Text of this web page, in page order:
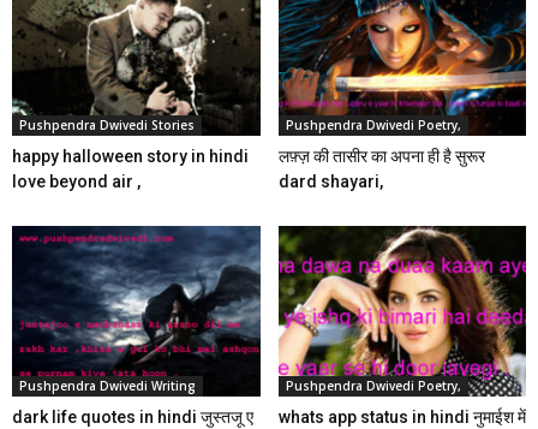
Pushpendra Dwivedi Stories
happy halloween story in hindi
love beyond air ,
Pushpendra Dwivedi Poetry,
लफ़्ज़ की तासीर का अपना ही है सुरूर
dard shayari,
Pushpendra Dwivedi Writing
dark life quotes in hindi जुस्तजू ए
Pushpendra Dwivedi Poetry,
whats app status in hindi नुमाईश में